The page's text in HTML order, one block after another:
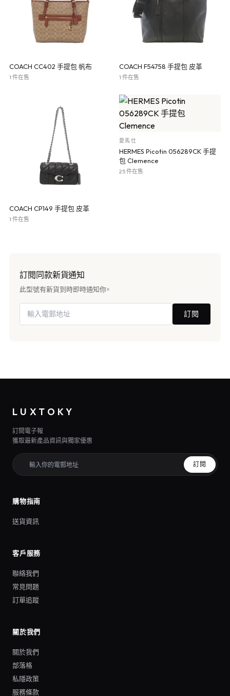
COACH CC402 手提包 帆布
1 件在售
COACH F54758 手提包 皮革
1 件在售
COACH CP149 手提包 皮革
1 件在售
愛馬仕
HERMES Picotin 056289CK 手提
包 Clemence
25 件在售
訂閱同款新貨通知
此型號有新貨到時即時通知你。
訂閱
LUXTOKY
訂閱電子報
獲取最新產品資訊與獨家優惠
訂閱
購物指南
送貨資訊
客戶服務
聯絡我們
常見問題
訂單追蹤
關於我們
關於我們
部落格
私隱政策
服務條款